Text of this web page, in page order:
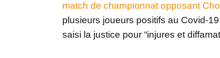
match de championnat opposant
plusieurs joueurs positifs au Covid-
saisi la justice pour “injures et